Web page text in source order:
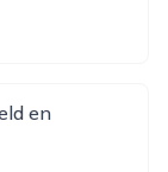
en